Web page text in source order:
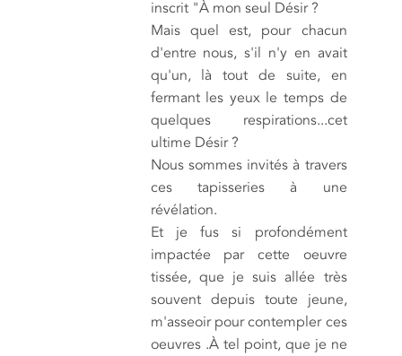
inscrit "À mon seul Désir ?
Mais quel est, pour chacun
d'entre nous, s'il n'y en avait
qu'un, là tout de suite, en
fermant les yeux le temps de
quelques respirations...cet
ultime Désir ?
Nous sommes invités à travers
ces tapisseries à une
révélation.
Et je fus si profondément
impactée par cette oeuvre
tissée, que je suis allée très
souvent depuis toute jeune,
m'asseoir pour contempler ces
oeuvres .À tel point, que je ne